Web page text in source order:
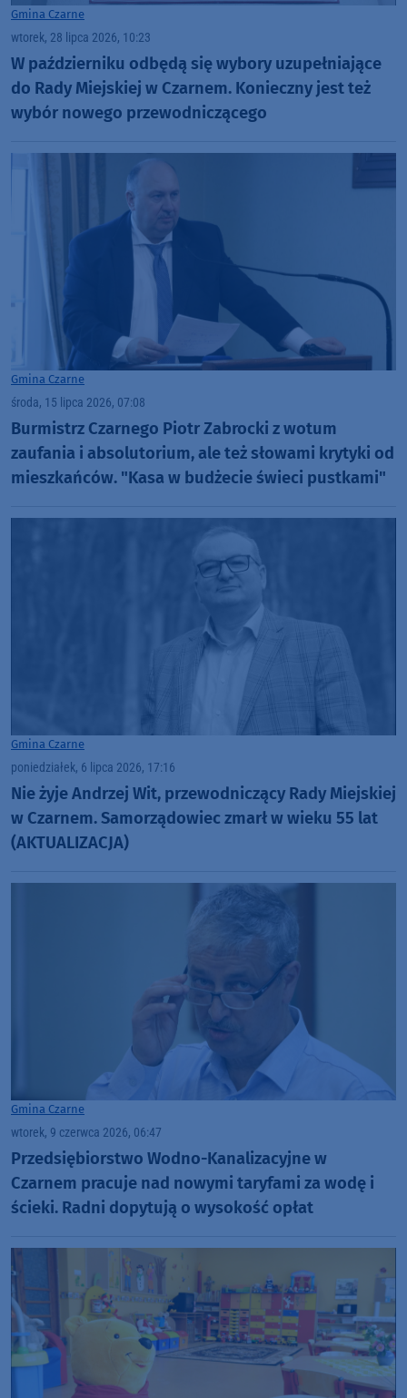
Gmina Czarne
wtorek, 28 lipca 2026, 10:23
W październiku odbędą się wybory uzupełniające
do Rady Miejskiej w Czarnem. Konieczny jest też
wybór nowego przewodniczącego
Gmina Czarne
środa, 15 lipca 2026, 07:08
Burmistrz Czarnego Piotr Zabrocki z wotum
zaufania i absolutorium, ale też słowami krytyki od
mieszkańców. "Kasa w budżecie świeci pustkami"
Gmina Czarne
poniedziałek, 6 lipca 2026, 17:16
Nie żyje Andrzej Wit, przewodniczący Rady Miejskiej
w Czarnem. Samorządowiec zmarł w wieku 55 lat
(AKTUALIZACJA)
Gmina Czarne
wtorek, 9 czerwca 2026, 06:47
Przedsiębiorstwo Wodno-Kanalizacyjne w
Czarnem pracuje nad nowymi taryfami za wodę i
ścieki. Radni dopytują o wysokość opłat